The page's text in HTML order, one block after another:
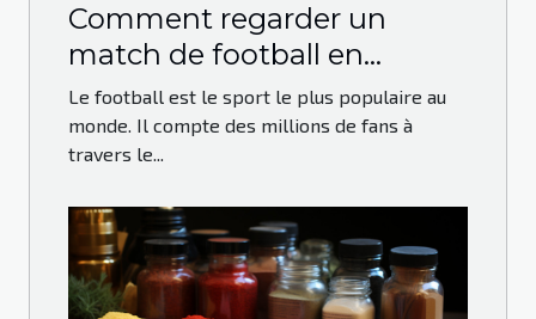
Comment regarder un
match de football en
direct?
Le football est le sport le plus populaire au
monde. Il compte des millions de fans à
travers le...